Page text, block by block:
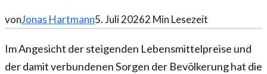
vonJonas Hartmann5. Juli 20262 Min Lesezeit
Im Angesicht der steigenden Lebensmittelpreise und
der damit verbundenen Sorgen der Bevölkerung hat die